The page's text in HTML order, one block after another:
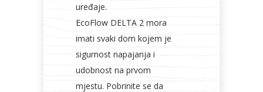
uređaje.
EcoFlow DELTA 2 mora
imati svaki dom kojem je
sigurnost napajanja i
udobnost na prvom
mjestu. Pobrinite se da